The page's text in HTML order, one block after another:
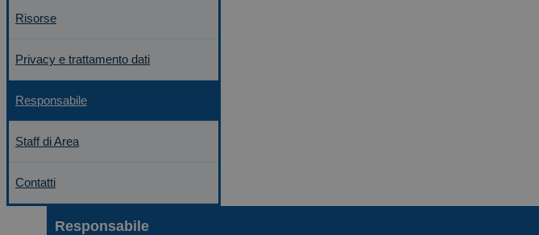
Risorse
Privacy e trattamento dati
Responsabile
Staff di Area
Contatti
Responsabile